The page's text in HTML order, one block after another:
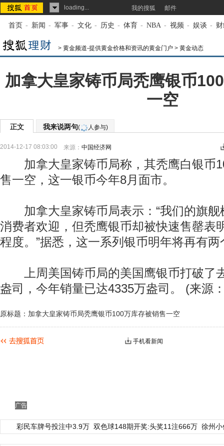
loading... 我的搜狐 邮件
首页 - 新闻 - 军事 - 文化 - 历史 - 体育 - NBA - 视频 - 娱谈 -
> 黄金频道-提供黄金价格和资讯的黄金门户 > 黄金动态
加拿大皇家铸币局秃鹰银币
一空
正文 我来说两句( 人参与)
2014-12-17 08:03:00 来源： 中国经济网
加拿大皇家铸币局称，其秃鹰白银币
售一空，这一银币今年8月面市。
加拿大皇家铸币局表示：“我们的旗舰
消费者欢迎，但秃鹰银币却被快速售罄表
程度。”据悉，这一系列银币明年将再有
上周美国铸币局的美国鹰银币打破了
盎司，今年销量已达4335万盎司。 (来源
原标题：加拿大皇家铸币局秃鹰银币100万库存被销售一空
手机看新闻
广告
彩民车牌号投注中3.9万 双色球148期开奖:头奖11注666万 徐州